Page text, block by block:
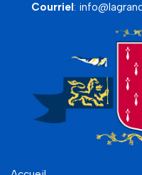
Courriel: